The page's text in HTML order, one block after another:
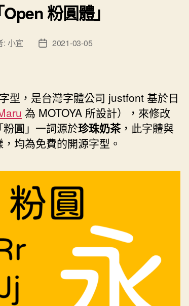
粉圓體」
: 小宜
文
日
期
2021-03-05
型，是台灣字體公司 justfont 基於日
為 MOTOYA 所設計），來修改
圓」一詞源於珍珠奶茶，此字體與
均為免費的開源字型。